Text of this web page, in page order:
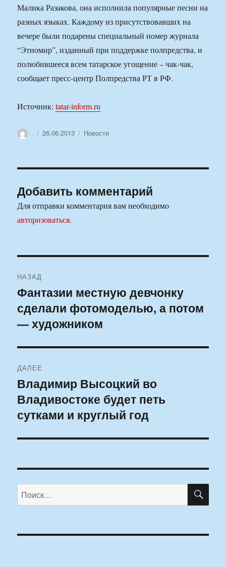
Малика Разакова, она исполнила популярные песни на
разных языках. Каждому из присутствовавших на
вечере были подарены специальный номер журнала
“Этномир”, изданный при поддержке полпредства, и
полюбившееся всем татарское угощение – чак-чак,
сообщает пресс-центр Полпредства РТ в РФ.
Источник:tatar-inform.ru
АвторОпубликовано
26.06.2013 Рубрики
Новости
Добавить комментарий
Для отправки комментария вам необходимо
авторизоваться.
по
записям
НАЗАД
Предыдущая
запись:
Фантазии местную девчонку
сделали фотомоделью, а потом
— художником
ДАЛЕЕ
Следующая
запись:
Владимир Высоцкий во
Владивостоке будет петь
сутками и круглый год
Искать: